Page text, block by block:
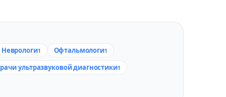
Неврологи1 Офтальмологи1
ультразвуковой диагностики1